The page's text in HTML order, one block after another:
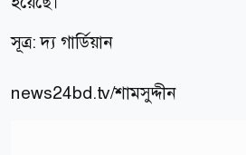
সূত্র:দ্য গার্ডিয়ান
news24bd.tv/শামসুদ্দীন